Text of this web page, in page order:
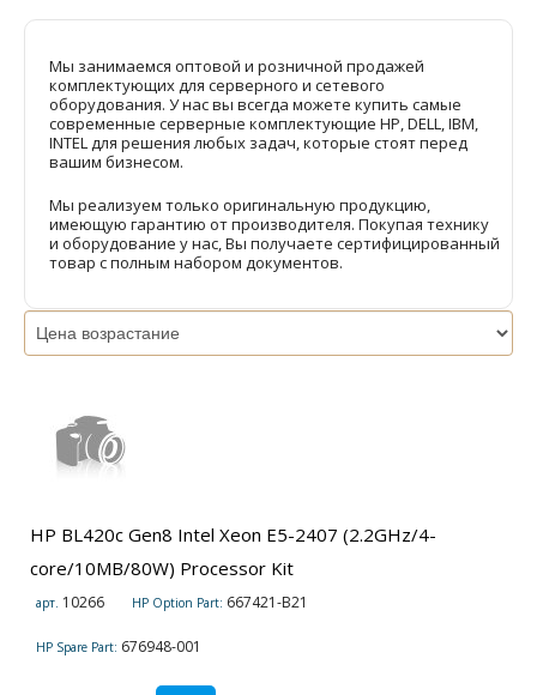
Мы занимаемся оптовой и розничной продажей
комплектующих для серверного и сетевого
оборудования. У нас вы всегда можете купить самые
современные серверные комплектующие HP, DELL, IBM,
INTEL для решения любых задач, которые стоят перед
вашим бизнесом.
Мы реализуем только оригинальную продукцию,
имеющую гарантию от производителя. Покупая технику
и оборудование у нас, Вы получаете сертифицированный
товар с полным набором документов.
HP BL420c Gen8 Intel Xeon E5-2407 (2.2GHz/4-
core/10MB/80W) Processor Kit
арт. 10266 HP Option Part: 667421-B21
HP Spare Part: 676948-001